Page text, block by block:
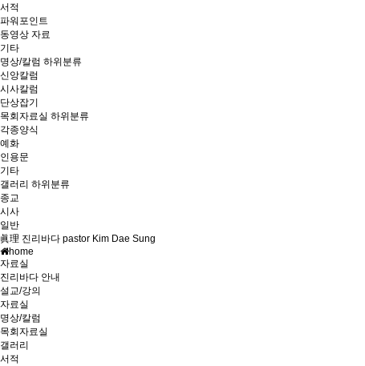
서적
파워포인트
동영상 자료
기타
명상/칼럼 하위분류
신앙칼럼
시사칼럼
단상잡기
목회자료실 하위분류
각종양식
예화
인용문
기타
갤러리 하위분류
종교
시사
일반
眞理 진리바다 pastor Kim Dae Sung
home
자료실
진리바다 안내
설교/강의
자료실
명상/칼럼
목회자료실
갤러리
서적